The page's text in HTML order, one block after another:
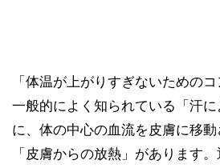
「体温が上がりすぎないための
一般的によく知られている「汗
に、体の中心の血流を皮膚に移
「皮膚からの放熱」があります